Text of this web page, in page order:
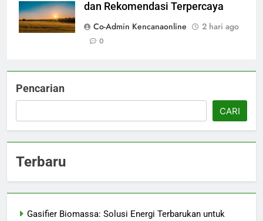
dan Rekomendasi Terpercaya
Co-Admin Kencanaonline
2 hari ago
0
Pencarian
CARI
Terbaru
Gasifier Biomassa: Solusi Energi Terbarukan untuk